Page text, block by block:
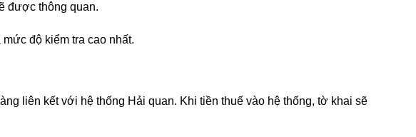
được thông quan.
độ kiểm tra cao nhất.
liên kết với hệ thống Hải quan. Khi tiền thuế vào hệ thống, tờ khai sẽ